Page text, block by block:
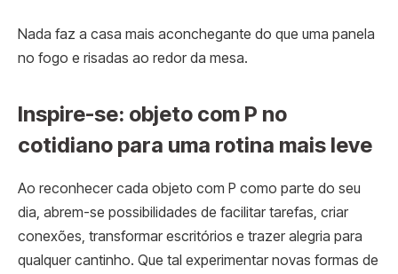
Nada faz a casa mais aconchegante do que uma panela
no fogo e risadas ao redor da mesa.
Inspire-se: objeto com P no
cotidiano para uma rotina mais leve
Ao reconhecer cada objeto com P como parte do seu
dia, abrem-se possibilidades de facilitar tarefas, criar
conexões, transformar escritórios e trazer alegria para
qualquer cantinho. Que tal experimentar novas formas de